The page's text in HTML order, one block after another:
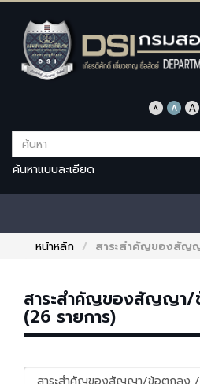
ค้นหาแบบละเอียด
หน้าหลัก
สาระสำคัญของสัญ
สาระสำคัญของสัญญา/
(26 รายการ)